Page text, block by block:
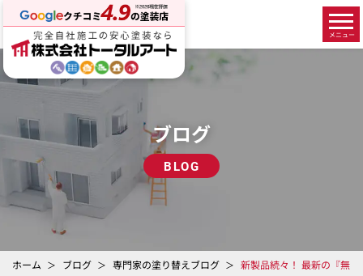
ブログ
BLOG
ホーム ブログ 専門家の塗り替えブログ
新製品続々！ 最新の『無